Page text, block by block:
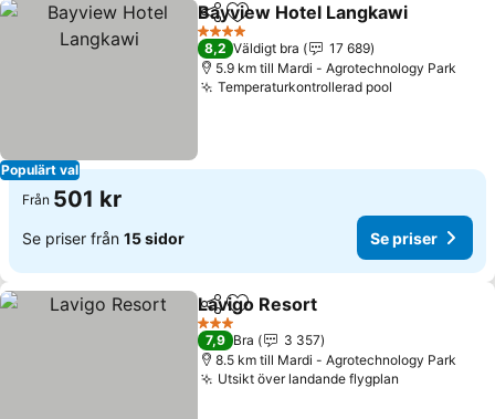
Populärt val
Dela Lägg till i Mina Favoriter
Bayview Hotel Langkawi
4 Stjärnor
8,2 Väldigt bra
17 689
5.9 km till Mardi - Agrotechnology Park
Temperaturkontrollerad pool
Från 501 kr
Se priser från 15 sidor Se priser
Dela Lägg till i Mina Favoriter
Lavigo Resort
3 Stjärnor
7,9 Bra
3 357
8.5 km till Mardi - Agrotechnology Park
Utsikt över landande flygplan